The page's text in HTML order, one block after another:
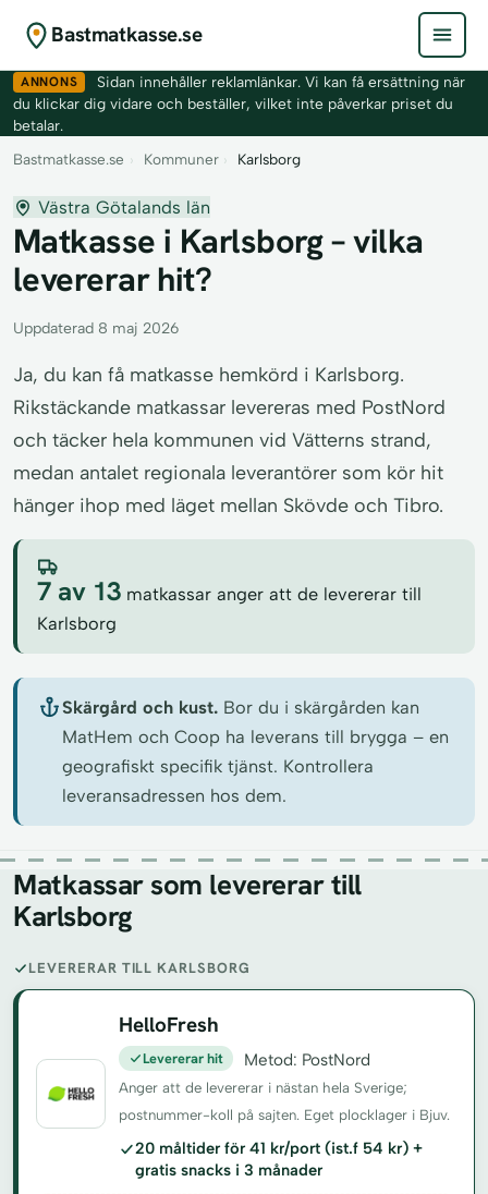
Bastmatkasse.se
ANNONS
Sidan innehåller reklamlänkar. Vi kan få ersättning när
du klickar dig vidare och beställer, vilket inte påverkar priset du
betalar.
Bastmatkasse.se › Kommuner › Karlsborg
Västra Götalands län
Matkasse i Karlsborg – vilka
levererar hit?
Uppdaterad 8 maj 2026
Ja, du kan få matkasse hemkörd i Karlsborg.
Rikstäckande matkassar levereras med PostNord
och täcker hela kommunen vid Vätterns strand,
medan antalet regionala leverantörer som kör hit
hänger ihop med läget mellan Skövde och Tibro.
7 av 13 matkassar anger att de levererar till
Karlsborg
Skärgård och kust.Bor du i skärgården kan
MatHem och Coop ha leverans till brygga – en
geografiskt specifik tjänst. Kontrollera
leveransadressen hos dem.
Matkassar som levererar till
Karlsborg
LEVERERAR TILL KARLSBORG
HelloFresh
Levererar hit Metod: PostNord
Anger att de levererar i nästan hela Sverige;
postnummer-koll på sajten. Eget plocklager i Bjuv.
20 måltider för 41 kr/port (ist.f 54 kr) +
gratis snacks i 3 månader